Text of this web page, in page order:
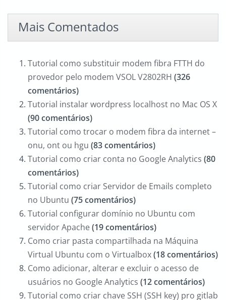
Mais Comentados
Tutorial como substituir modem fibra FTTH do
provedor pelo modem VSOL V2802RH (326
comentários)
Tutorial instalar wordpress localhost no Mac OS X
(90 comentários)
Tutorial como trocar o modem fibra da internet –
onu, ont ou hgu (83 comentários)
Tutorial como criar conta no Google Analytics (80
comentários)
Tutorial como criar Servidor de Emails completo
no Ubuntu (75 comentários)
Tutorial configurar domínio no Ubuntu com
servidor Apache(19 comentários)
Como criar pasta compartilhada na Máquina
Virtual Ubuntu com o Virtualbox(18 comentários)
Como adicionar, alterar e excluir o acesso de
usuários no Google Analytics (12 comentários)
Tutorial como criar chave SSH (SSH key) pro gitlab